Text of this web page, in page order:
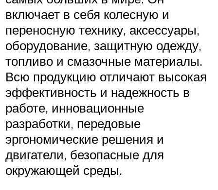
включает в себя колесную и
переносную технику, аксессуары,
оборудование, защитную одежду,
топливо и смазочные материалы.
Всю продукцию отличают высокая
эффективность и надежность в
работе, инновационные
разработки, передовые
эргономические решения и
двигатели, безопасные для
окружающей среды.